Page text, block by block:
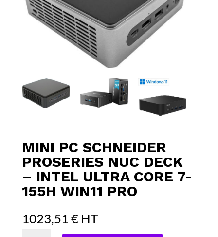
MINI PC SCHNEIDER
PROSERIES NUC DECK
– INTEL ULTRA CORE 7-
155H WIN11 PRO
1023,51€ HT